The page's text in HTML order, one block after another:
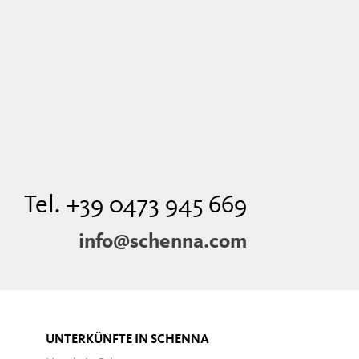
Tel. +39 0473 945 669
info@schenna.com
UNTERKÜNFTE IN SCHENNA